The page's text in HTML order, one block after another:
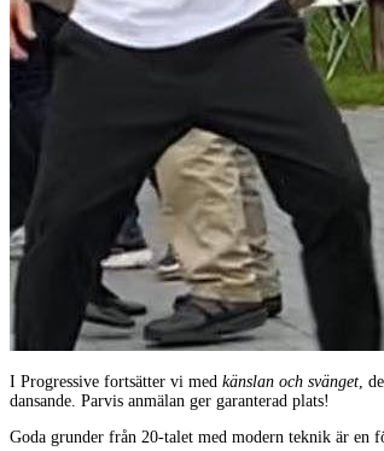
I Progressive fortsätter vi med känslan och svänget ,
dansande. Parvis anmälan ger garanterad plats!
Goda grunder från 20-talet med modern teknik är en